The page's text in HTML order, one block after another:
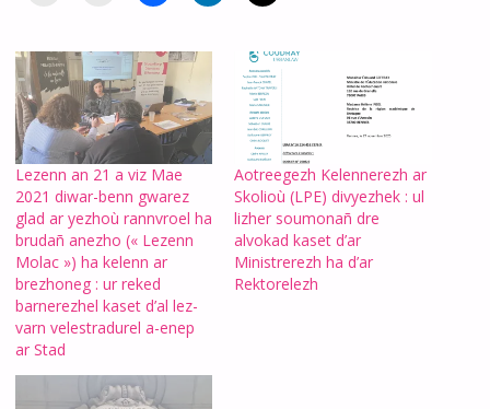
Lezenn an 21 a viz Mae
2021 diwar-benn gwarez
glad ar yezhoù rannvroel ha
brudañ anezho (« Lezenn
Molac ») ha kelenn ar
brezhoneg : ur reked
barnerezhel kaset d’al lez-
varn velestradurel a-enep
ar Stad
Aotreegezh Kelennerezh ar
Skolioù (LPE) divyezhek : ul
lizher soumonañ dre
alvokad kaset d’ar
Ministrerezh ha d’ar
Rektorelezh